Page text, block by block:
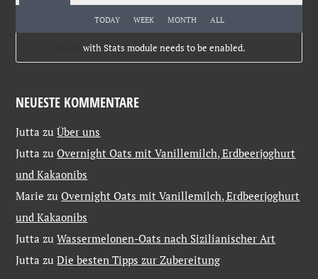
TODAY WEEK MONTH ALL
with Stats module needs to be enabled.
NEUESTE KOMMENTARE
Jutta zuÜber uns
Jutta zuOvernight Oats mit Vanillemilch, Erdbeerjoghurt
und Kakaonibs
Marie zuOvernight Oats mit Vanillemilch, Erdbeerjoghurt
und Kakaonibs
Jutta zuWassermelonen-Oats nach Sizilianischer Art
Jutta zuDie besten Tipps zur Zubereitung